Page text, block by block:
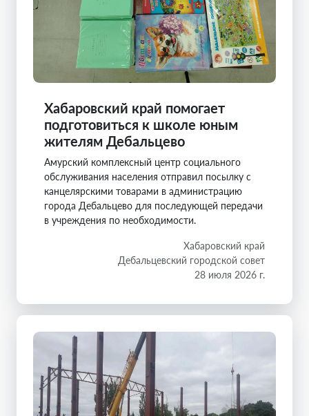
Хабаровский край помогает
подготовиться к школе юным
жителям Дебальцево
Амурский комплексный центр социального
обслуживания населения отправил посылку с
канцелярскими товарами в администрацию
города Дебальцево для последующей передачи
в учреждения по необходимости.
Хабаровский край
Дебальцевский городской совет
28 июля 2026 г.